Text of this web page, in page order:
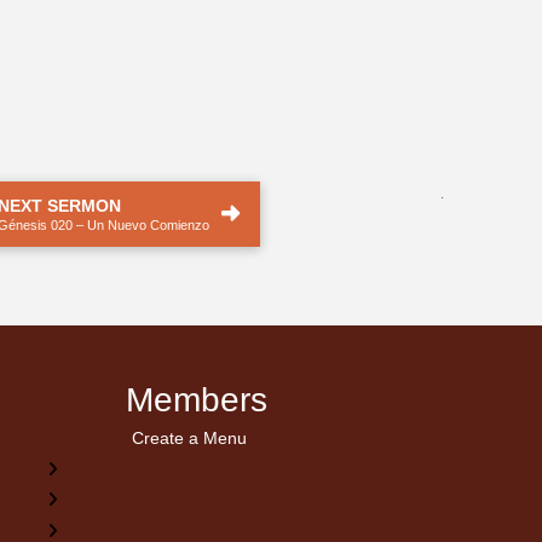
NEXT SERMON
020 – Un Nuevo Comienzo
Members
Create a Menu